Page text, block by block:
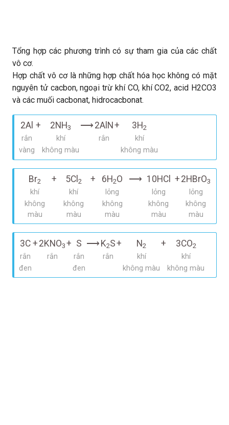
Tổng hợp các phương trình có sự tham gia của các chất
vô cơ.
Hợp chất vô cơ là những hợp chất hóa học không có mặt
nguyên tử cacbon, ngoại trừ khí CO, khí CO2, acid H2CO3
và các muối cacbonat, hidrocacbonat.
2Al + 2NH 3 ⟶ 2AlN + 3H 2
rắn khí rắn
khí
vàng
không màu không màu
Br2 + 5Cl 2 + 6H2O ⟶ 10HCl + 2HBrO3
khí khí lỏng lỏng
lỏng
không
màu
không
màu
không
màu
không
màu
không
màu
3C + 2KNO3 + S ⟶ K2S+ N2 + 3CO2
rắn rắn rắn rắn khí
khí
đen
đen không màu không màu